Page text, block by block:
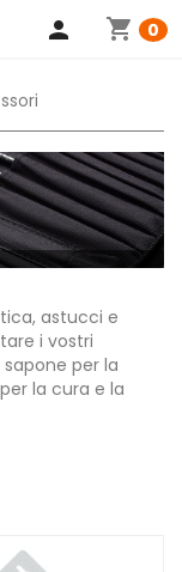
shopping_cart 0
person
astucci e
i vostri
per la
la cura e la